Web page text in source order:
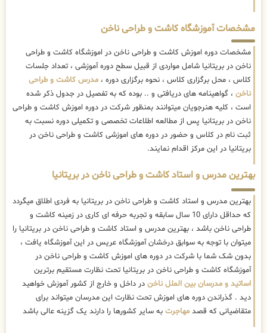
مشخصات آموزشگاه کاشت و طراحی ناخن
مشخصات دوره اموزش کاشت و طراحی ناخن در اموزشگاه کاشت و طراحی
ناخن در بریتانیا شامل مواردی از قبیل سطح دوره آموزشی ، تعداد جلسات
کلاس ، محل برگزاری کلاس ، نحوه برگزاری دوره ، مدرس کاشت و طراحی
ناخن ، گواهینامه های دریافتی و .. بوده که به تفصیل در جدول ذکر شده
است ، کلیه هنرجویان میتوانند بمنظور شرکت در دوره اموزش کاشت و طراحی
ناخن در بریتانیا پس از مطالعه اطلاعات تخصصی و تکمیلی دوره نسبت به
ثبت نام در کلاس و حضور در دوره های اموزشی کاشت و طراحی ناخن در
بریتانیا در این مرکز اقدام نمایند.
بهترین مدرس و استاد کاشت و طراحی ناخن در بریتانیا
بهترین مدرس و استاد کاشت و طراحی ناخن در بریتانیا به فردی اطلاق میگردد
که حداقل دارای 10 سال سابقه و تجربه حرفه ای کاری در زمینه کاشت و
طراحی ناخن باشد ، بهترین مدرس و استاد کاشت و طراحی ناخن در بریتانیا را
میتوان با توجه به سوابق درخشان آموزشگاه عریس در این آموزشگاه یافت ،
بدون شک شما با شرکت در دوره های اموزش کاشت و طراحی ناخن در
آموزشگاه کاشت و طراحی ناخن در بریتانیا تحت نظارت مستقیم برترین
اساتید و مدرسان بین الملل ناخن در داخل و خارج از کشور آموزش خواهید
دید . گذراندن دوره های اموزش تحت نظارت این مدرسان میتواند برای
متقاضیانی که قصد مهاجرت به سایر کشورها را دارند یک گزینه عالی باشد